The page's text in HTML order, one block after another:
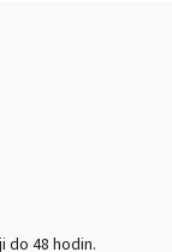
48 hodin.